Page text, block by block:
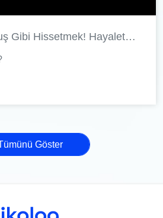
Gibi Hissetmek! Hayalet
Göster